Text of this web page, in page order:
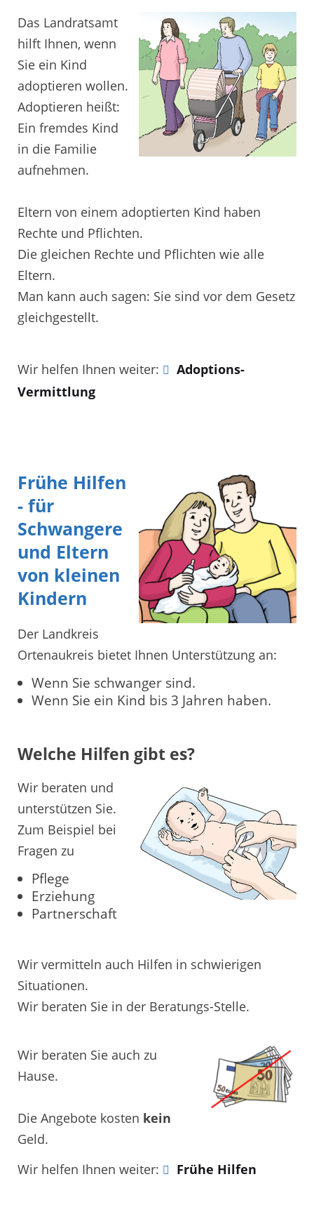
Das Landratsamt
hilft Ihnen, wenn
Sie ein Kind
adoptieren wollen.
Adoptieren heißt:
Ein fremdes Kind
in die Familie
aufnehmen.
Eltern von einem adoptierten Kind haben
Rechte und Pflichten.
Die gleichen Rechte und Pflichten wie alle
Eltern.
Man kann auch sagen: Sie sind vor dem Gesetz
gleichgestellt.
Wir helfen Ihnen weiter:
Adoptions-
Vermittlung
Frühe Hilfen
- für
Schwangere
und Eltern
von kleinen
Kindern
Der Landkreis
Ortenaukreis bietet Ihnen Unterstützung an:
Wenn Sie schwanger sind.
Wenn Sie ein Kind bis 3 Jahren haben.
Welche Hilfen gibt es?
Wir beraten und
unterstützen Sie.
Zum Beispiel bei
Fragen zu
Pflege
Erziehung
Partnerschaft
Wir vermitteln auch Hilfen in schwierigen
Situationen.
Wir beraten Sie in der Beratungs-Stelle.
Wir beraten Sie auch zu
Hause.
Die Angebote kosten kein
Geld.
Wir helfen Ihnen weiter:
Frühe Hilfen